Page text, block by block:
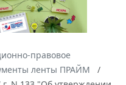
правовое
ленты ПРАЙМ